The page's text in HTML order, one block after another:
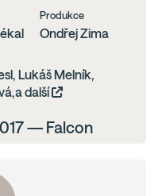
Produkce
Ondřej Zima
Lukáš Melník,
další
— Falcon